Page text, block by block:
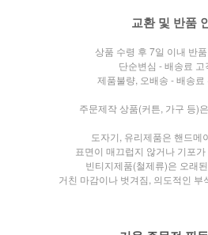
교환 및 반품
상품 수령 후 7일 이내 반
단순변심 - 배송료 고
제품불량, 오배송 - 배송
주문제작 상품(커튼, 가구 등)
도자기, 유리제품은 핸드메
표면이 매끄럽지 않거나 기포
빈티지제품(철제류)은 오래
거친 마감이나 벗겨짐, 의도적인 부